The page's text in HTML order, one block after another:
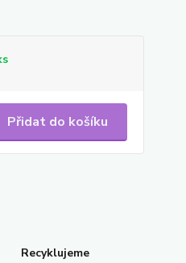
Přidat do košíku
Recyklujeme